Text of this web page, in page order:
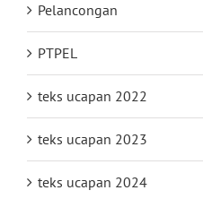
Pelancongan
PTPEL
teks ucapan 2022
teks ucapan 2023
teks ucapan 2024